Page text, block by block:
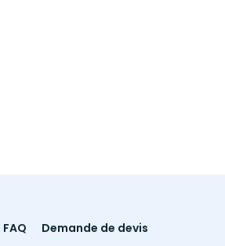
FAQ Demande de devis